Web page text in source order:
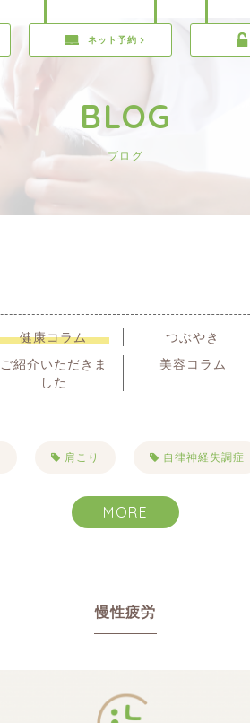
ネット予約
BLOG
ブログ
健康コラム つぶやき
ご紹介いただきま
した
美容コラム
肩こり 自律神経失調症
目まい・耳鳴り・難聴
むくみ
MORE
慢性疲労